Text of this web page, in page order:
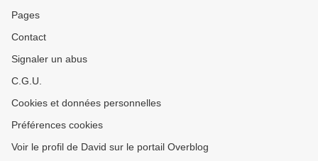
Pages
Contact
Signaler un abus
C.G.U.
Cookies et données personnelles
Préférences cookies
Voir le profil de David sur le portail Overblog